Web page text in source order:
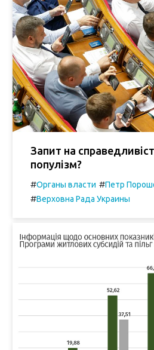
Запит на
популізм?
#Органы власти #Петр
#Верховна Рада Украины